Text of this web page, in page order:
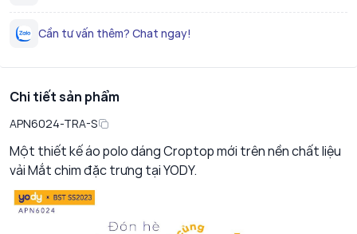
Cần tư vấn thêm? Chat ngay!
Chi tiết sản phẩm
APN6024-TRA-S
Một thiết kế áo polo dáng Croptop mới trên nền chất liệu
vải Mắt chim đặc trưng tại YODY.